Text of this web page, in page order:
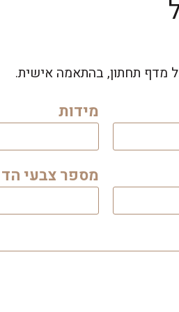
מדף תחתון, בהתאמה אישית.
מידות
מספר צבעי